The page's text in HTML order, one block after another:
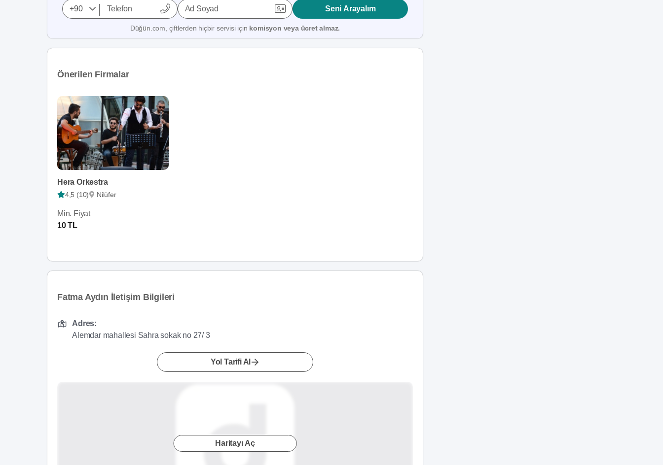
Ad Soyad Seni Arayalım
Düğün.com, çiftlerden hiçbir servisi için komisyon veya ücret almaz.
Önerilen Firmalar
Hera Orkestra
4,5 (10) Nilüfer
Min. Fiyat
10 TL
Fatma Aydın İletişim Bilgileri
Adres:
Alemdar mahallesi Sahra sokak no 27/ 3
Yol Tarifi Al
Haritayı Aç